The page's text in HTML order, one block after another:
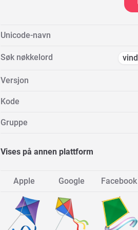
Unicode-navn
Søk nøkkelord vind
Versjon
Kode
Gruppe
Vises på annen plattform
Apple Google Facebook